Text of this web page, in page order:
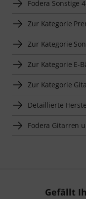
Fodera Sonstige
Zur Kategorie
Zur Kategorie
Zur Kategorie E-
Zur Kategorie
Detaillierte
Fodera Gitarren
Gefällt